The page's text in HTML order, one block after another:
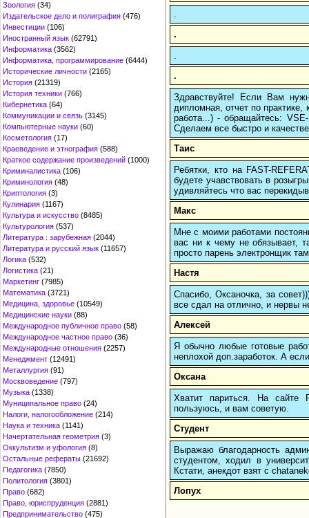
Зоология (34)
Издательское дело и полиграфия (476)
Инвестиции (106)
Иностранный язык (62791)
Информатика (3562)
Информатика, программирование (6444)
Исторические личности (2165)
История (21319)
История техники (766)
Кибернетика (64)
Коммуникации и связь (3145)
Компьютерные науки (60)
Косметология (17)
Краеведение и этнография (588)
Краткое содержание произведений (1000)
Криминалистика (106)
Криминология (48)
Криптология (3)
Кулинария (1167)
Культура и искусство (8485)
Культурология (537)
Литература : зарубежная (2044)
Литература и русский язык (11657)
Логика (532)
Логистика (21)
Маркетинг (7985)
Математика (3721)
Медицина, здоровье (10549)
Медицинские науки (88)
Международное публичное право (58)
Международное частное право (36)
Международные отношения (2257)
Менеджмент (12491)
Металлургия (91)
Москвоведение (797)
Музыка (1338)
Муниципальное право (24)
Налоги, налогообложение (214)
Наука и техника (1141)
Начертательная геометрия (3)
Оккультизм и уфология (8)
Остальные рефераты (21692)
Педагогика (7850)
Политология (3801)
Право (682)
Право, юриспруденция (2881)
Предпринимательство (475)
.
.
Здравствуйте! Если Вам
дипломная, отчет по
работа...) - обращайтесь:
Сделаем все быстро и
Таис
Ребятки, кто на FAST-
будете учавствовать в
удивляйтесь что вас
Макс
Мне с моими работами
вас ни к чему не обязывает,
просто парень электронщик
Настя
Спасибо, Оксаночка, за
все сдал на отлично, и нервы
Алексей
Я обычно любые готовые
неплохой доп.заработок. А
Оксана
Хватит париться. На
пользуюсь, и вам советую.
Студент
Выражаю благодарность
студентом, ходил в
Кстати, анекдот взят с
Лопух